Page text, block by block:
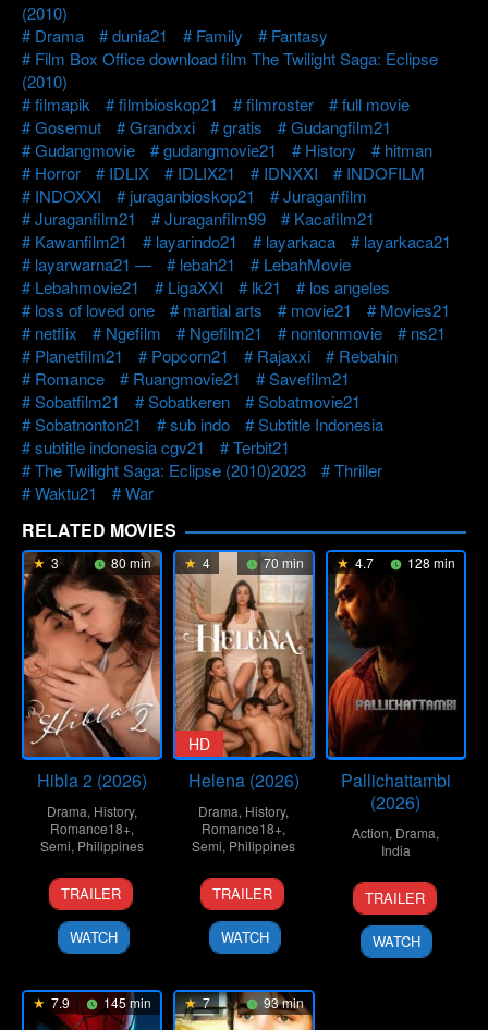
(2010)
Drama
dunia21 Family
Fantasy
Film Box Office download film The Twilight Saga: Eclipse
(2010)
filmapik
filmbioskop21 filmroster
full movie
Gosemut
Grandxxi gratis
Gudangfilm21
Gudangmovie
gudangmovie21 History
hitman
Horror
IDLIX IDLIX21 IDNXXI
INDOFILM
INDOXXI
juraganbioskop21
Juraganfilm
Juraganfilm21
Juraganfilm99
Kacafilm21
Kawanfilm21
layarindo21 layarkaca
layarkaca21
layarwarna21 —
lebah21
LebahMovie
Lebahmovie21
LigaXXI lk21
los angeles
loss of loved one
martial arts movie21
Movies21
netflix
Ngefilm Ngefilm21 nontonmovie
ns21
Planetfilm21
Popcorn21 Rajaxxi
Rebahin
Romance
Ruangmovie21
Savefilm21
Sobatfilm21
Sobatkeren
Sobatmovie21
Sobatnonton21
sub indo
Subtitle Indonesia
subtitle indonesia cgv21
Terbit21
The Twilight Saga: Eclipse (2010)2023
Thriller
Waktu21
War
RELATED MOVIES
3 80 min
Hibla 2 (2026)
Drama, History,
Romance18+,
Semi, Philippines
30
Jun
2026
Topel
Lee
TRAILER
WATCH
4 70 min
HD
Helena (2026)
Drama, History,
Romance18+,
Semi, Philippines
3
Jul
2026
Omar
Deroca
TRAILER
WATCH
4.7 128 min
Pallichattambi
(2026)
Action, Drama,
India
15
Apr
2026
Dijo
Jose
Antony
TRAILER
WATCH
7.9 145 min 7 93 min